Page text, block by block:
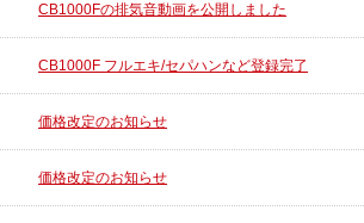
CB1000Fの排気音動画を公開しました
CB1000F フルエキ/セパハンなど登録完了
価格改定のお知らせ
価格改定のお知らせ